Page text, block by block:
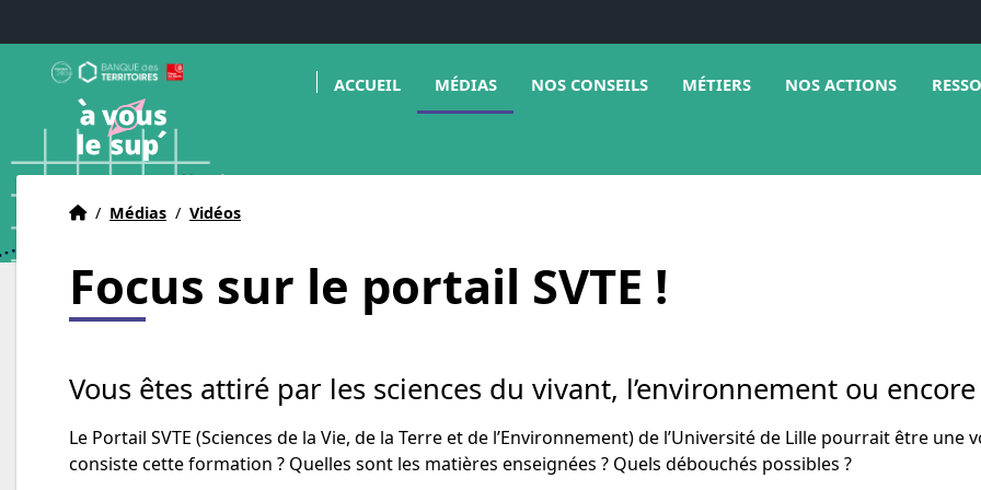
A Vous le Sup
Déclencheur d'avenir(s) ACCUEIL MÉDIAS NOS CONSEILS MÉTIERS NOS ACTIONS
Accueil
Accueil
/ Médias / Vidéos
Focus sur le portail SVTE !
Vous êtes attiré par les sciences du vivant, l’environnement ou
Le Portail SVTE (Sciences de la Vie, de la Terre et de l’Environnement) de l’Université de Lille pourrait être
consiste cette formation ? Quelles sont les matières enseignées ? Quels débouchés possibles ?